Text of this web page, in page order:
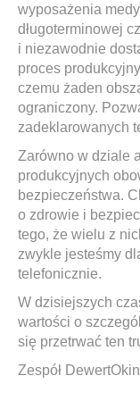
wyposażenia
długoterminowej
i niezawodnie
proces
czemu żaden
ograniczony.
zadeklarowanych
Zarówno w dziale
produkcyjnych
bezpieczeństwa.
o zdrowie i
tego, że wielu z
zwykle jesteśmy
telefonicznie.
W dzisiejszych
wartości o
się przetrwać ten
Zespół DewertOkin